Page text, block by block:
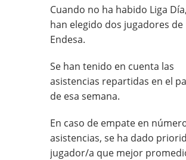
Cuando no ha habido Liga
han elegido dos jugadores de
Endesa.
Se han tenido en cuenta las
asistencias repartidas en el
de esa semana.
En caso de empate en
asistencias, se ha dado
jugador/a que mejor